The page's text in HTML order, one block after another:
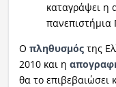
καταγράψει η
πανεπιστήμια
Ο πληθυσμόςτης
2010 και η
θα το επιβεβαιώσει